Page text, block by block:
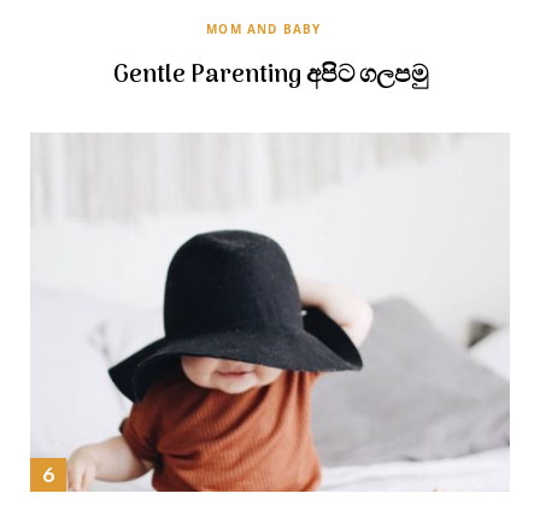
MOM AND BABY
Gentle Parenting අපිට ගලපමු